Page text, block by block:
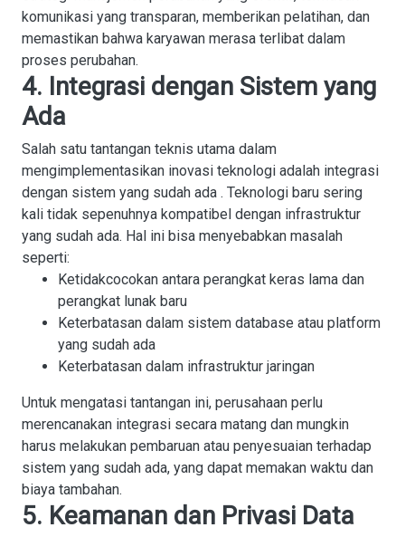
komunikasi yang transparan, memberikan pelatihan, dan
memastikan bahwa karyawan merasa terlibat dalam
proses perubahan.
4. Integrasi dengan Sistem yang
Ada
Salah satu tantangan teknis utama dalam
mengimplementasikan inovasi teknologi adalah integrasi
dengan sistem yang sudah ada . Teknologi baru sering
kali tidak sepenuhnya kompatibel dengan infrastruktur
yang sudah ada. Hal ini bisa menyebabkan masalah
seperti:
Ketidakcocokan antara perangkat keras lama dan
perangkat lunak baru
Keterbatasan dalam sistem database atau platform
yang sudah ada
Keterbatasan dalam infrastruktur jaringan
Untuk mengatasi tantangan ini, perusahaan perlu
merencanakan integrasi secara matang dan mungkin
harus melakukan pembaruan atau penyesuaian terhadap
sistem yang sudah ada, yang dapat memakan waktu dan
biaya tambahan.
5. Keamanan dan Privasi Data